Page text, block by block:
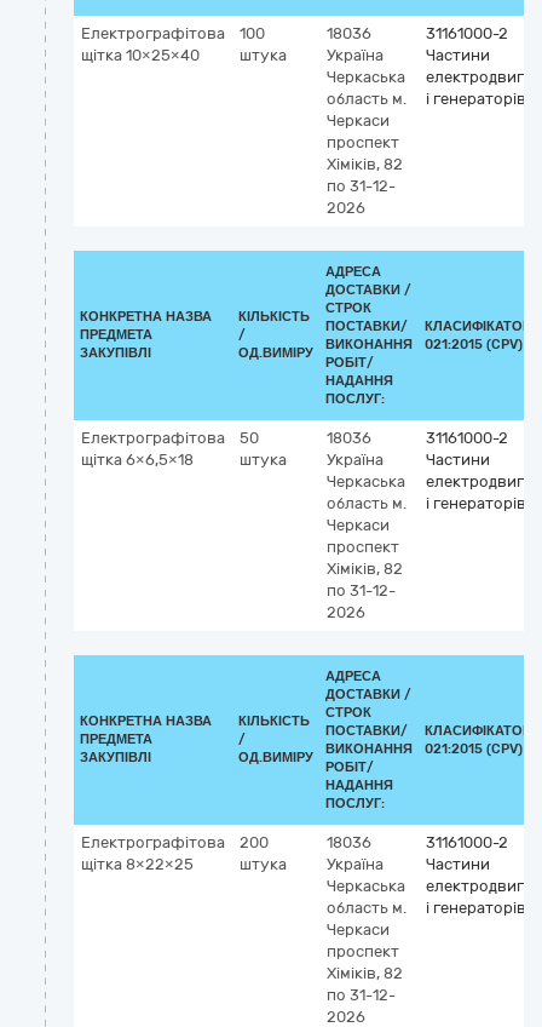
Електрографітова
щітка 10×25×40
100
штука
18036
Україна
Черкаська
область м.
Черкаси
проспект
Хіміків, 82
по 31-12-
2026
31161000-2
Частини
і генераторів
КОНКРЕТНА НАЗВА
ПРЕДМЕТА
ЗАКУПІВЛІ
КІЛЬКІСТЬ
/
ОД.ВИМІРУ
АДРЕСА
ДОСТАВКИ /
СТРОК
ПОСТАВКИ/
ВИКОНАННЯ
РОБІТ/
НАДАННЯ
ПОСЛУГ:
КЛАСИФІКАТОР
021:2015 (CPV)
Електрографітова
щітка 6×6,5×18
50
штука
18036
Україна
Черкаська
область м.
Черкаси
проспект
Хіміків, 82
по 31-12-
2026
31161000-2
Частини
і генераторів
КОНКРЕТНА НАЗВА
ПРЕДМЕТА
ЗАКУПІВЛІ
КІЛЬКІСТЬ
/
ОД.ВИМІРУ
АДРЕСА
ДОСТАВКИ /
СТРОК
ПОСТАВКИ/
ВИКОНАННЯ
РОБІТ/
НАДАННЯ
ПОСЛУГ:
КЛАСИФІКАТОР
021:2015 (CPV)
Електрографітова
щітка 8×22×25
200
штука
18036
Україна
Черкаська
область м.
Черкаси
проспект
Хіміків, 82
по 31-12-
2026
31161000-2
Частини
і генераторів